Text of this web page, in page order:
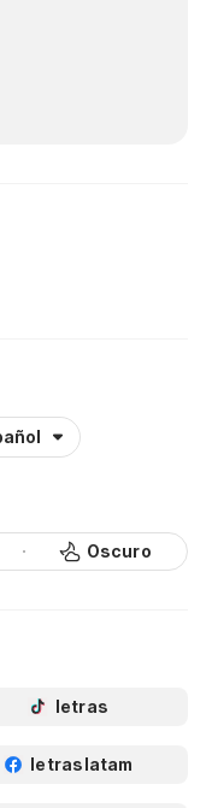
Oscuro
letras
letraslatam